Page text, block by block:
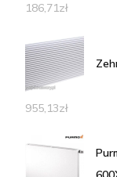
186,71zł
955,13zł